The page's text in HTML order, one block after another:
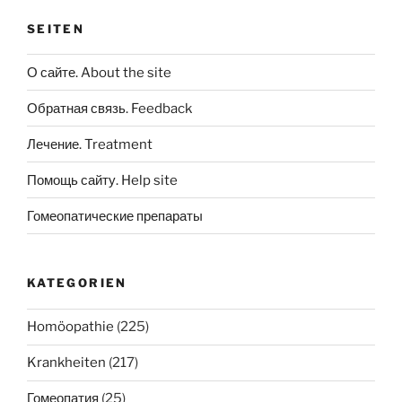
SEITEN
О сайте. About the site
Обратная связь. Feedback
Лечение. Treatment
Помощь сайту. Help site
Гомеопатические препараты
KATEGORIEN
Homöopathie (225)
Krankheiten (217)
Гомеопатия (25)